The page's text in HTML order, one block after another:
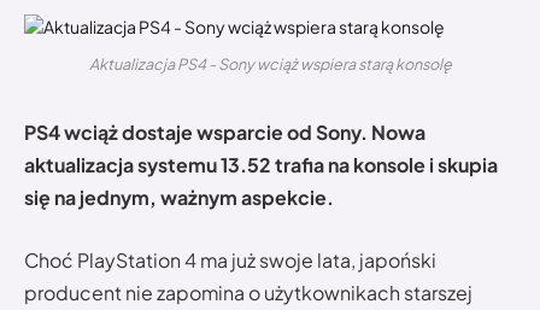
Aktualizacja PS4 - Sony wciąż wspiera starą konsolę
PS4 wciąż dostaje wsparcie od Sony. Nowa
aktualizacja systemu 13.52 trafia na konsole i skupia
się na jednym, ważnym aspekcie.
Choć PlayStation 4 ma już swoje lata, japoński
producent nie zapomina o użytkownikach starszej